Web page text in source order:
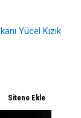
Yücel Kızık